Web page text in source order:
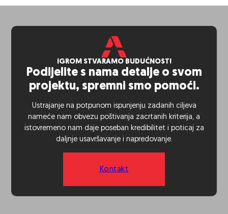
IGROM STVARAMO BUDUĆNOST!
Podijelite s nama detalje o svom
projektu, spremni smo pomoći.
Ustrajanje na potpunom ispunjenju zadanih ciljeva
nameće nam obvezu poštivanja zacrtanih kriterija, a
istovremeno nam daje poseban kredibilitet i poticaj za
daljnje usavršavanje i napredovanje.
Kontakt